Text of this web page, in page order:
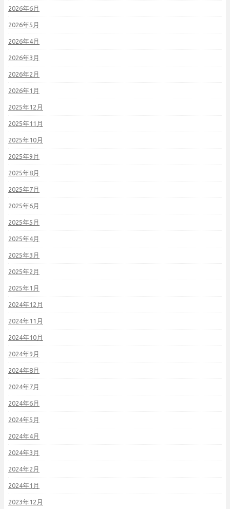
2026年6月
2026年5月
2026年4月
2026年3月
2026年2月
2026年1月
2025年12月
2025年11月
2025年10月
2025年9月
2025年8月
2025年7月
2025年6月
2025年5月
2025年4月
2025年3月
2025年2月
2025年1月
2024年12月
2024年11月
2024年10月
2024年9月
2024年8月
2024年7月
2024年6月
2024年5月
2024年4月
2024年3月
2024年2月
2024年1月
2023年12月